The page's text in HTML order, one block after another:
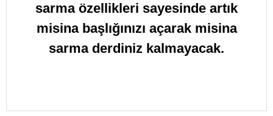
sarma özellikleri sayesinde artık
misina başlığınızı açarak misina
sarma derdiniz kalmayacak.